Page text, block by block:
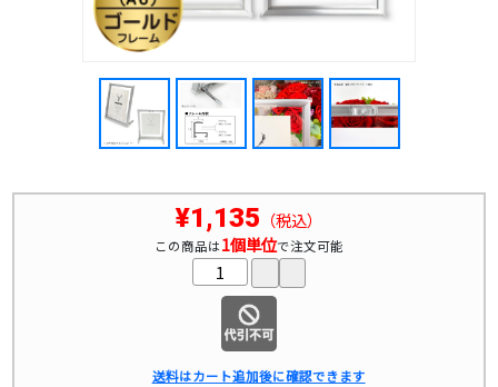
¥1,135 （税込）
この商品は1個単位で注文可能
送料はカート追加後に確認できます